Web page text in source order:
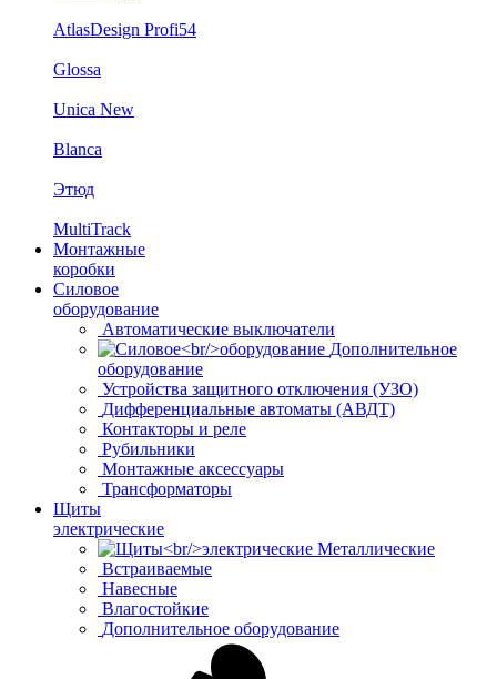
AtlasDesign Profi54
Glossa
Unica New
Blanca
Этюд
MultiTrack
Монтажные
коробки
Силовое
оборудование
Автоматические выключатели
Дополнительное
оборудование
Устройства защитного отключения (УЗО)
Дифференциальные автоматы (АВДТ)
Контакторы и реле
Рубильники
Монтажные аксессуары
Трансформаторы
Щиты
электрические
Металлические
Встраиваемые
Навесные
Влагостойкие
Дополнительное оборудование